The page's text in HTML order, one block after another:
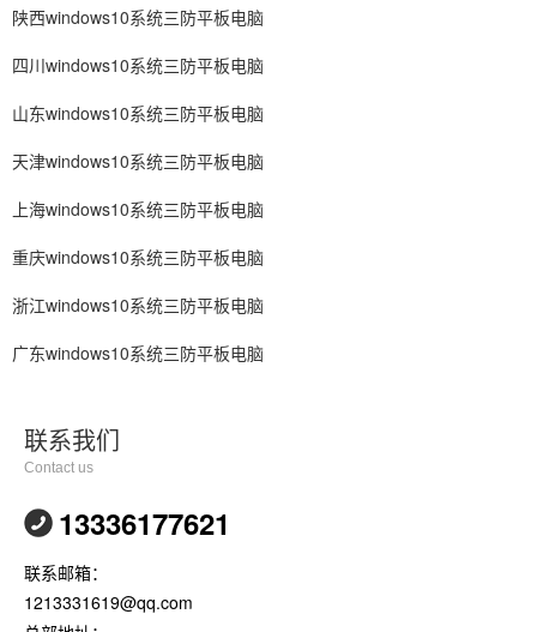
陕西windows10系统三防平板电脑
四川windows10系统三防平板电脑
山东windows10系统三防平板电脑
天津windows10系统三防平板电脑
上海windows10系统三防平板电脑
重庆windows10系统三防平板电脑
浙江windows10系统三防平板电脑
广东windows10系统三防平板电脑
联系我们
Contact us
13336177621
联系邮箱：
1213331619@qq.com